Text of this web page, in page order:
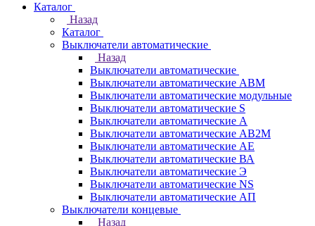
Каталог
Назад
Каталог
Выключатели автоматические
Назад
Выключатели автоматические
Выключатели автоматические АВМ
Выключатели автоматические модульные
Выключатели автоматические S
Выключатели автоматические А
Выключатели автоматические АВ2М
Выключатели автоматические АЕ
Выключатели автоматические ВА
Выключатели автоматические Э
Выключатели автоматические NS
Выключатели автоматические АП
Выключатели концевые
Назад